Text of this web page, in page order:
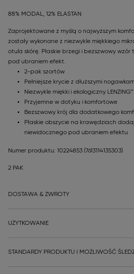
88% MODAL, 12% ELASTAN
Zaprojektowane z myślą o najwyższym
zostały wykonane z niezwykle miękkiego
otula skórę. Płaskie brzegi i bezszwowy
pod ubraniem efekt.
2-pak szortów
Pełniejsze krycie z dłuższymi
Niezwykle miękki i ekologiczny
Przyjemne w dotyku i komfortowe
Bezszwowy krój dla dodatkowego
Płaskie obszycie na krawędziach
niewidocznego pod ubraniem efektu
Numer produktu: 10224853 (7613114135303)
2 PAK
DOSTAWA & ZWROTY
UŻYTKOWANIE
STANDARDY PRODUKTU I MOŻLIWOŚĆ